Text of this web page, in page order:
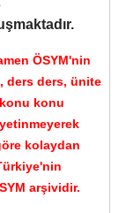
ÖSYM'nin
ders ders, ünite
konu
kolaydan
arşividir.